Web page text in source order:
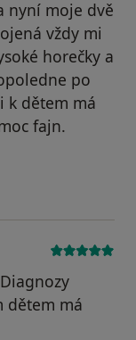
nyní moje dvě
vždy mi
horečky a
po
k dětem má
fajn.
byl odstraněn
dětem má